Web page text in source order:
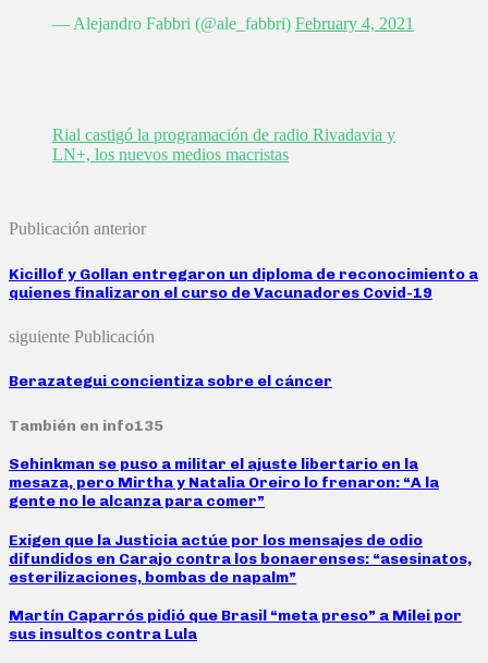
— Alejandro Fabbri (@ale_fabbri) February 4, 2021
Rial castigó la programación de radio Rivadavia y
LN+, los nuevos medios macristas
Publicación anterior
Kicillof y Gollan entregaron un diploma de reconocimiento a
quienes finalizaron el curso de Vacunadores Covid-19
siguiente Publicación
Berazategui concientiza sobre el cáncer
También en info135
Sehinkman se puso a militar el ajuste libertario en la
mesaza, pero Mirtha y Natalia Oreiro lo frenaron: “A la
gente no le alcanza para comer”
Exigen que la Justicia actúe por los mensajes de odio
difundidos en Carajo contra los bonaerenses: “asesinatos,
esterilizaciones, bombas de napalm”
Martín Caparrós pidió que Brasil “meta preso” a Milei por
sus insultos contra Lula